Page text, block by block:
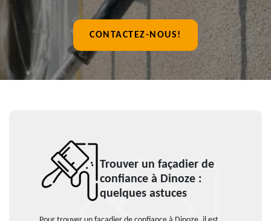
CONTACTEZ-NOUS!
Trouver un façadier de
confiance à Dinoze :
quelques astuces